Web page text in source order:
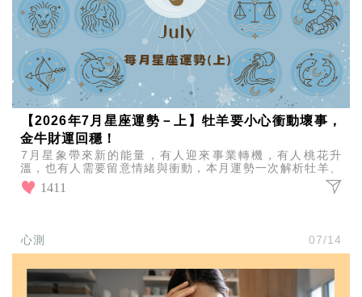
【2026年7月星座運勢－上】牡羊要小心衝動壞事，
金牛財運回穩！
7月星象帶來新的能量，有人迎來事業轉機，有人桃花升
溫，也有人需要留意情緒與衝動，本月運勢一次解析牡羊、
金牛、雙子、巨蟹的愛情、工作與財運走向。
1411
心測 07/14